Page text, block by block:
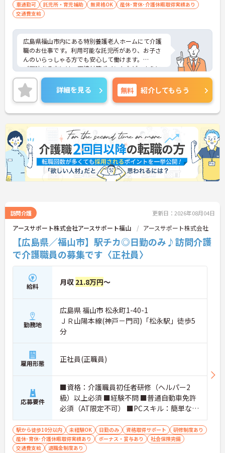
車通勤可 託児所・育児補助 無資格OK
産休･育休･介護休暇取得実績あり
交通費支給
広島県福山市内にある特別養護老人ホームにて介護
職のお仕事です。利用可能な託児所があり、お子さ
んのいらっしゃる方でも安心して働けます。
ご興味ある方には、面接対策ポイントなど、さらに
詳細をお話しいたしますのでお気軽にご相談くださ
い。
詳細を見る 無料 紹介してもらう
訪問介護 更新日：2026年08月04日
アースサポート株式会社アースサポート福山 アースサポート株式会社
【広島県／福山市】駅チカ◎日勤のみ♪訪問介護
で介護職員の募集です〈正社員〉
給料 月収 21.8万円～
勤務地
広島県 福山市 松永町1-40-1
ＪＲ山陽本線(神戸－門司)「松永駅」徒歩5
分
雇用形態 正社員(正職員)
応募要件
■資格：介護職員初任者研修（ヘルパー2
級）以上必須 ■経験不問 ■普通自動車免許
必須（AT限定不可） ■PCスキル：簡単なP
Cスキル（ワード・エクセルなど）
駅から徒歩10分以内 未経験OK 日勤のみ 資格取得サポート
研修制度あり
産休･育休･介護休暇取得実績あり
ボーナス・賞与あり
社会保険完備
交通費支給
退職金制度あり